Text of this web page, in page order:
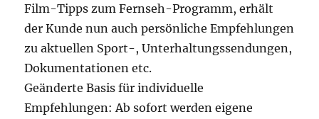
Film-Tipps zum Fernseh-Programm, erhält
der Kunde nun auch persönliche Empfehlungen
zu aktuellen Sport-, Unterhaltungssendungen,
Dokumentationen etc.
Geänderte Basis für individuelle
Empfehlungen: Ab sofort werden eigene